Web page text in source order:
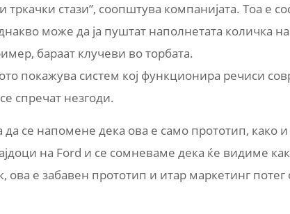
тркачки стази”, соопштува компанијата. Тоа е
може да ја пуштат наполнетата количка
бараат клучеви во торбата.
покажува систем кој функционира речиси
спречат незгоди.
да се напомене дека ова е само прототип, како
на Ford и се сомневаме дека ќе видиме
ова е забавен прототип и итар маркетинг потег